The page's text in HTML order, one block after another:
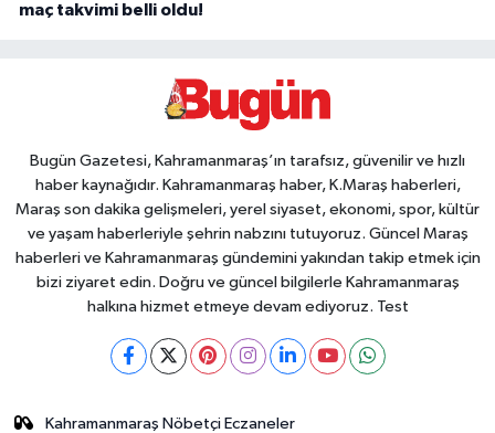
maç takvimi belli oldu!
Bugün Gazetesi, Kahramanmaraş’ın tarafsız, güvenilir ve hızlı
haber kaynağıdır. Kahramanmaraş haber, K.Maraş haberleri,
Maraş son dakika gelişmeleri, yerel siyaset, ekonomi, spor, kültür
ve yaşam haberleriyle şehrin nabzını tutuyoruz. Güncel Maraş
haberleri ve Kahramanmaraş gündemini yakından takip etmek için
bizi ziyaret edin. Doğru ve güncel bilgilerle Kahramanmaraş
halkına hizmet etmeye devam ediyoruz. Test
Kahramanmaraş Nöbetçi Eczaneler